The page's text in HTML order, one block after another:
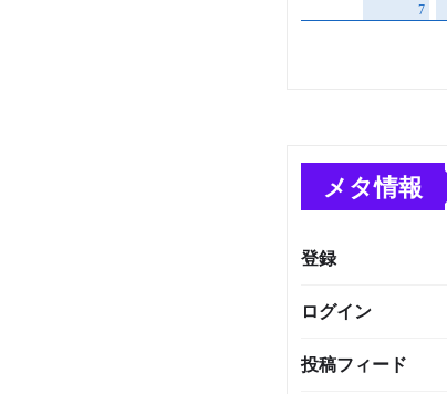
メタ情報
登録
ログイン
投稿フィード